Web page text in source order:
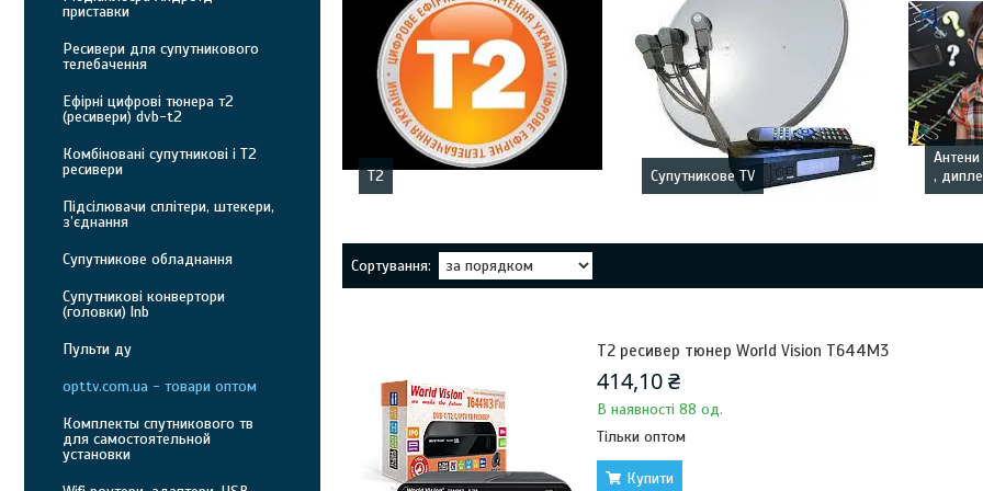
Т2 Супутникове TV
Антени
,
Т2 ресивер тюнер World Vision T644M3
414,10 ₴
В наявності 88 од.
Тільки оптом
Купити
приставки
Ресивери для супутникового
телебачення
Ефірні цифрові тюнера т2
(ресивери) dvb-t2
Комбіновані супутникові і Т2
ресивери
Підсілювачи сплітери, штекери,
з’єднання
Супутникове обладнання
Супутникові конвертори
(головки) lnb
Пульти ду
opttv.com.ua - товари оптом
Комплекты спутникового тв
для самостоятельной
установки